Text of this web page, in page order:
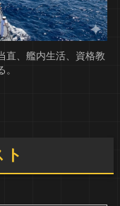
直、艦内生活、資格教